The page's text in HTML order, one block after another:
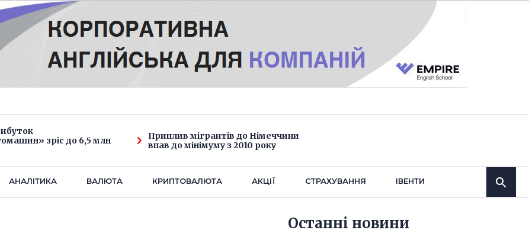
зріс до 6,5 млн
Приплив мігрантів до Німеччини
впав до мінімуму з 2010 року
АНАЛIТИКА ВАЛЮТА КРИПТОВАЛЮТА АКЦІЇ СТРАХУВАННЯ IВЕНТИ
Останнi новини